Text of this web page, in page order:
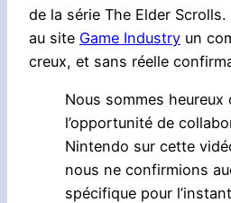
de la série The Elder Scrolls.
au site Game Industry un
creux, et sans réelle
Nous sommes heureux
l’opportunité de
Nintendo sur cette
nous ne confirmions
spécifique pour